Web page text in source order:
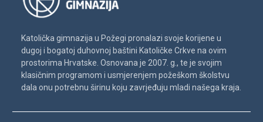
Katolička gimnazija u Požegi pronalazi svoje korijene u
dugoj i bogatoj duhovnoj baštini Katoličke Crkve na ovim
prostorima Hrvatske. Osnovana je 2007. g., te je svojim
klasičnim programom i usmjerenjem požeškom školstvu
dala onu potrebnu širinu koju zavrjeđuju mladi našega kraja.